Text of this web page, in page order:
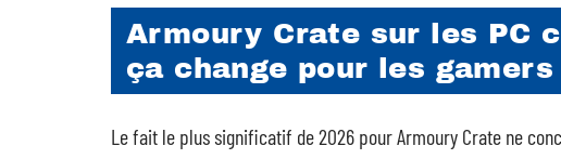
Armoury Crate sur les PC
ça change pour les gamers
Le fait le plus significatif de 2026 pour Armoury Crate ne